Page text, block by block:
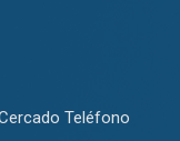
Teléfono